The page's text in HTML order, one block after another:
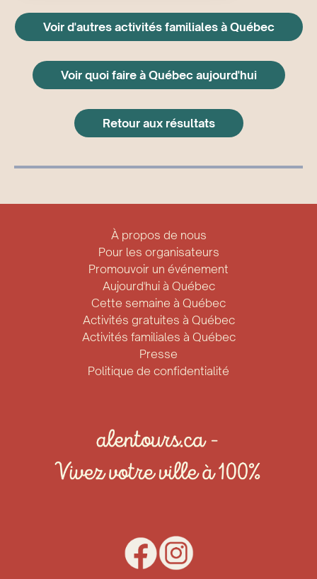
Voir d'autres activités familiales à Québec
Voir quoi faire à Québec aujourd'hui
Retour aux résultats
À propos de nous
Pour les organisateurs
Promouvoir un événement
Aujourd'hui à Québec
Cette semaine à Québec
Activités gratuites à Québec
Activités familiales à Québec
Presse
Politique de confidentialité